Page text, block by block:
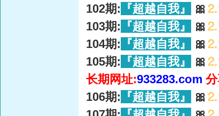
102期: 『超越自我』 🎀 ⒉
103期: 『超越自我』 🎀 ⒉
104期: 『超越自我』 🎀 ⒉
105期: 『超越自我』 🎀 ⒉
长期网址:933283.com
106期: 『超越自我』 🎀 ⒉